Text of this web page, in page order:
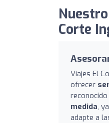
Corte
Viajes El
ofrecer
medida,
adapte a